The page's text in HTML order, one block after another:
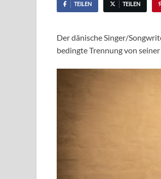
TEILEN TEILEN
Der dänische Singer/
bedingte Trennung von